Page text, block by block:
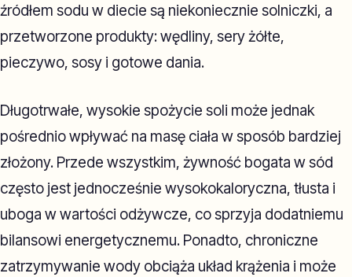
źródłem sodu w diecie są niekoniecznie solniczki, a
przetworzone produkty: wędliny, sery żółte,
pieczywo, sosy i gotowe dania.
Długotrwałe, wysokie spożycie soli może jednak
pośrednio wpływać na masę ciała w sposób bardziej
złożony. Przede wszystkim, żywność bogata w sód
często jest jednocześnie wysokokaloryczna, tłusta i
uboga w wartości odżywcze, co sprzyja dodatniemu
bilansowi energetycznemu. Ponadto, chroniczne
zatrzymywanie wody obciąża układ krążenia i może